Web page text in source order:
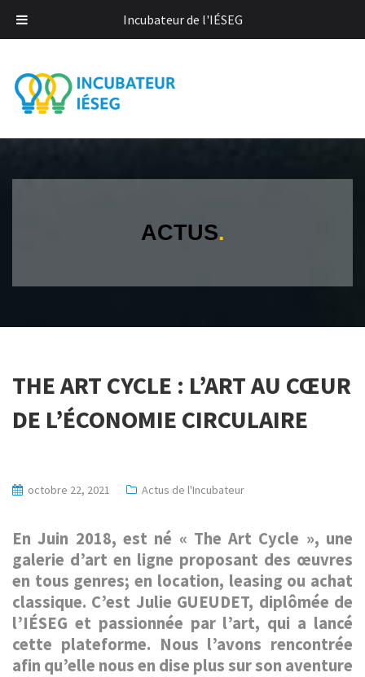
ACTUS.
THE ART CYCLE : L’ART AU CŒUR
DE L’ÉCONOMIE CIRCULAIRE
octobre 22, 2021 Actus de l'Incubateur
En Juin 2018, est né « The Art Cycle », une
galerie d’art en ligne proposant des œuvres
en tous genres; en location, leasing ou achat
classique. C’est Julie GUEUDET, diplômée de
l’IÉSEG et passionnée par l’art, qui a lancé
cette plateforme. Nous l’avons rencontrée
afin qu’elle nous en dise plus sur son aventure
Incubateur de l'IÉSEG